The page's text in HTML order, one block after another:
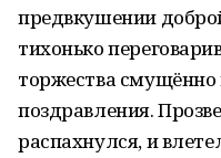
предвкушении
тихонько
торжества
поздравления.
распахнулся, и